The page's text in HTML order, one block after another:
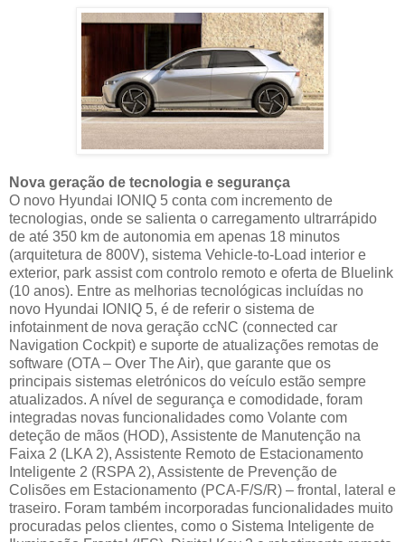
Nova geração de tecnologia e segurança
O novo Hyundai IONIQ 5 conta com incremento de
tecnologias, onde se salienta o carregamento ultrarrápido
de até 350 km de autonomia em apenas 18 minutos
(arquitetura de 800V), sistema Vehicle-to-Load interior e
exterior, park assist com controlo remoto e oferta de Bluelink
(10 anos). Entre as melhorias tecnológicas incluídas no
novo Hyundai IONIQ 5, é de referir o sistema de
infotainment de nova geração ccNC (connected car
Navigation Cockpit) e suporte de atualizações remotas de
software (OTA – Over The Air), que garante que os
principais sistemas eletrónicos do veículo estão sempre
atualizados. A nível de segurança e comodidade, foram
integradas novas funcionalidades como Volante com
deteção de mãos (HOD), Assistente de Manutenção na
Faixa 2 (LKA 2), Assistente Remoto de Estacionamento
Inteligente 2 (RSPA 2), Assistente de Prevenção de
Colisões em Estacionamento (PCA-F/S/R) – frontal, lateral e
traseiro. Foram também incorporadas funcionalidades muito
procuradas pelos clientes, como o Sistema Inteligente de